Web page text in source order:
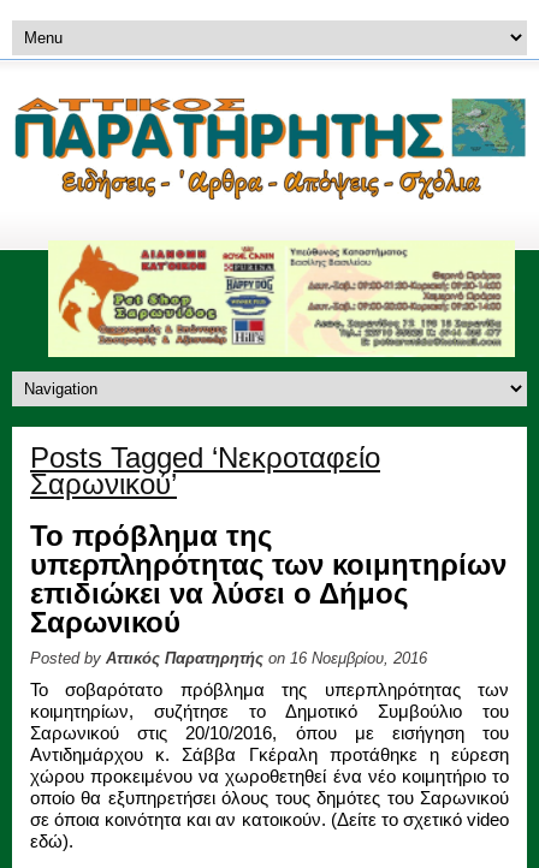
Posts Tagged ‘Νεκροταφείο
Σαρωνικού’
Το πρόβλημα της
υπερπληρότητας των κοιμητηρίων
επιδιώκει να λύσει ο Δήμος
Σαρωνικού
Posted by Αττικός Παρατηρητής on 16 Νοεμβρίου, 2016
Το σοβαρότατο πρόβλημα της υπερπληρότητας των
κοιμητηρίων, συζήτησε το Δημοτικό Συμβούλιο του
Σαρωνικού στις 20/10/2016, όπου με εισήγηση του
Αντιδημάρχου κ. Σάββα Γκέραλη προτάθηκε η εύρεση
χώρου προκειμένου να χωροθετηθεί ένα νέο κοιμητήριο το
οποίο θα εξυπηρετήσει όλους τους δημότες του Σαρωνικού
σε όποια κοινότητα και αν κατοικούν. (Δείτε το σχετικό video
εδώ).